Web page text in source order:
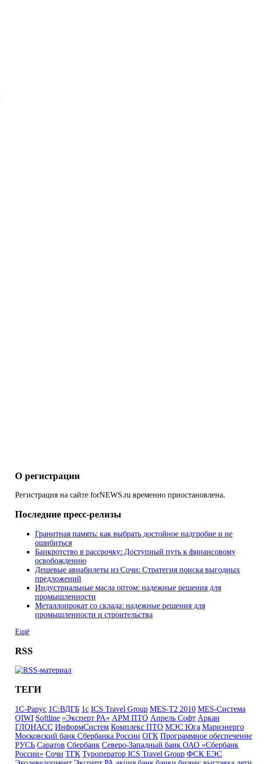
О регистрации
Регистрация на сайте forNEWS.ru временно приостановлена.
Последние пресс-релизы
Гранитная память: как выбрать достойное надгробие и не
ошибиться
Банкротство в рассрочку: Доступный путь к финансовому
освобождению
Дешевые авиабилеты из Сочи: Стратегия поиска выгодных
предложений
Индустриальные масла оптом: надежные решения для
промышленности
Металлопрокат со склада: надежные решения для
промышленности и строительства
Ещё
RSS
ТЕГИ
1С-Рарус 1С:ВДГБ 1с ICS Travel Group MES-T2 2010 MES-Система
QIWI Softline «Эксперт РА» АРМ ПТО Апрель Софт Аркан
ГЛОНАСС ИнформСистем Комплекс ПТО МЭС Юга Мариэнерго
Московский банк Сбербанка России ОГК Программное обеспечение
РУСЬ Саратов Сбербанк Северо-Западный банк ОАО «Сбербанк
России» Сочи ТГК Туроператор ICS Travel Group ФСК ЕЭС